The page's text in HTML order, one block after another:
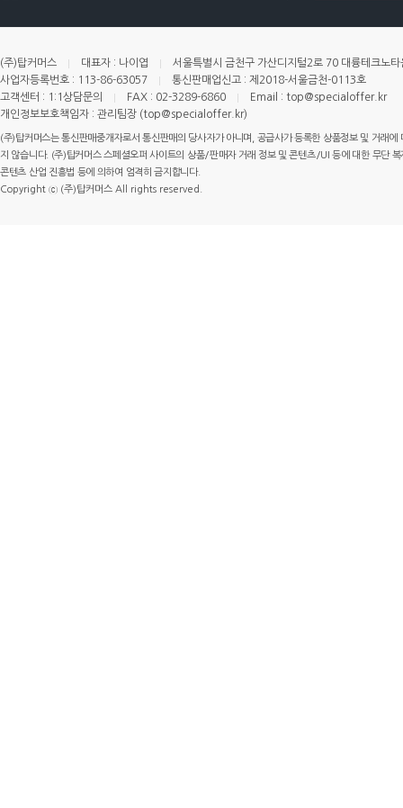
(주)탑커머스 대표자 : 나이엽
서울특별시 금천구 가산디지털2로 70 대륭테크노
사업자등록번호 : 113-86-63057
통신판매업신고 : 제2018-서울금천-0113호
고객센터 : 1:1상담문의
FAX : 02-3289-6860
Email : top@specialoffer.kr
개인정보보호책임자 : 관리팀장 (top@specialoffer.kr)
(주)탑커머스는 통신판매중개자로서 통신판매의 당사자가 아니며, 공급사가 등록한 상품정보 및 거래
지 않습니다. (주)탑커머스 스페셜오퍼 사이트의 상품/판매자 거래 정보 및 콘텐츠/UI 등에 대한 무단
콘텐츠 산업 진흥법 등에 의하여 엄격히 금지합니다.
Copyright ⓒ (주)탑커머스 All rights reserved.